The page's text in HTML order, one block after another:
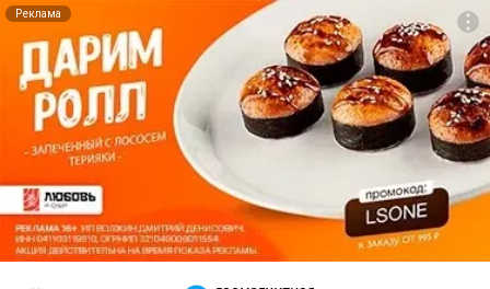
Реклама